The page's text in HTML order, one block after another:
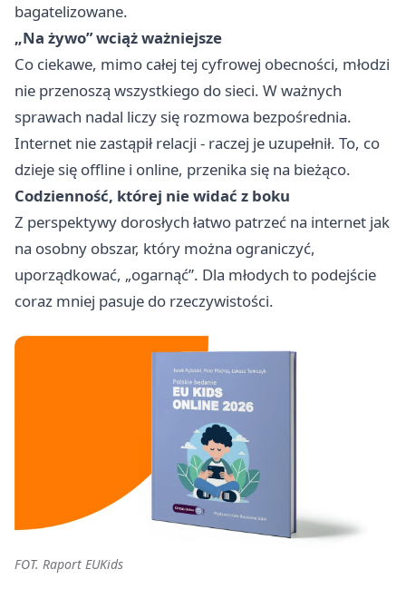
bagatelizowane.
„Na żywo” wciąż ważniejsze
Co ciekawe, mimo całej tej cyfrowej obecności, młodzi
nie przenoszą wszystkiego do sieci. W ważnych
sprawach nadal liczy się rozmowa bezpośrednia.
Internet nie zastąpił relacji - raczej je uzupełnił. To, co
dzieje się offline i online, przenika się na bieżąco.
Codzienność, której nie widać z boku
Z perspektywy dorosłych łatwo patrzeć na internet jak
na osobny obszar, który można ograniczyć,
uporządkować, „ogarnąć”. Dla młodych to podejście
coraz mniej pasuje do rzeczywistości.
FOT. Raport EUKids